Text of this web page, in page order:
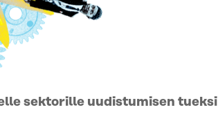
sektorille uudistumisen tueksi